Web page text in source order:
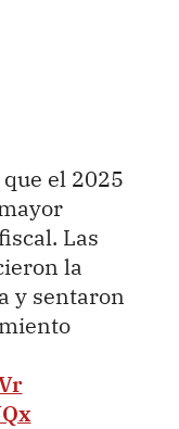
el 2025
Las
la
y sentaron